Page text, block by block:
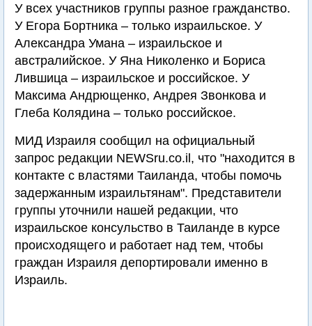
У всех участников группы разное гражданство.
У Егора Бортника – только израильское. У
Александра Умана – израильское и
австралийское. У Яна Николенко и Бориса
Лившица – израильское и российское. У
Максима Андрющенко, Андрея Звонкова и
Глеба Колядина – только российское.
МИД Израиля сообщил на официальный
запрос редакции NEWSru.co.il, что "находится в
контакте с властями Таиланда, чтобы помочь
задержанным израильтянам". Представители
группы уточнили нашей редакции, что
израильское консульство в Таиланде в курсе
происходящего и работает над тем, чтобы
граждан Израиля депортировали именно в
Израиль.